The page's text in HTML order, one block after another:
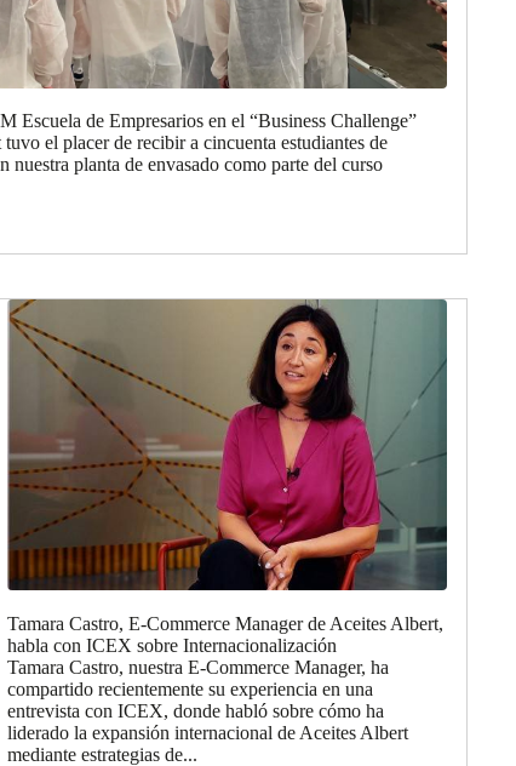
Escuela de Empresarios en el “Business Challenge”
el placer de recibir a cincuenta estudiantes de
nuestra planta de envasado como parte del curso
Tamara Castro, E-Commerce Manager de Aceites Albert,
habla con ICEX sobre Internacionalización
Tamara Castro, nuestra E-Commerce Manager, ha
compartido recientemente su experiencia en una
entrevista con ICEX, donde habló sobre cómo ha
liderado la expansión internacional de Aceites Albert
mediante estrategias de...